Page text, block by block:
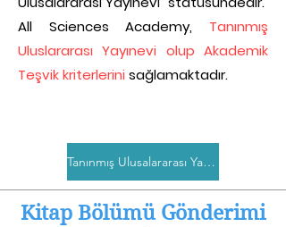
All Sciences Academy, Tanınmış
Uluslararası Yayınevi olup Akademik
Teşvik kriterlerini sağlamaktadır.
Tanınmış Ulusalararası Yayınevi Belgesi
Kitap Bölümü Gönderimi